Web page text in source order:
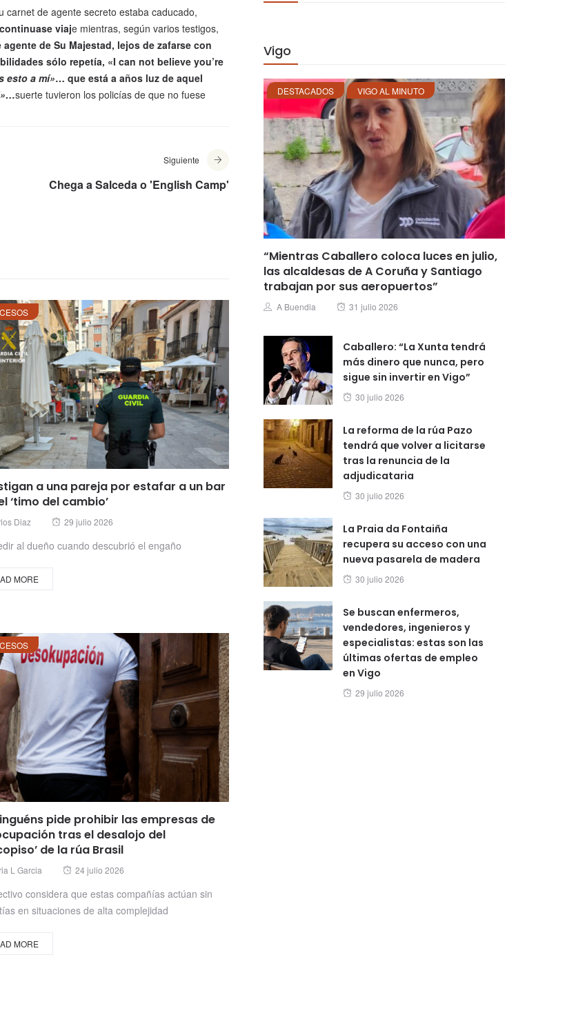
carnet de agente secreto estaba caducado,
viaje mientras, según varios testigos,
de Su Majestad, lejos de zafarse con
sólo repetía, «I can not believe you’re
esto a mí»… que está a años luz de aquel
suerte tuvieron los policías de que no fuese
Siguiente
Chega a Salceda o 'English Camp'
a una pareja por estafar a un bar
‘timo del cambio’
Diaz
Posted
29 julio 2026
al dueño cuando descubrió el engaño
MORE
pide prohibir las empresas de
tras el desalojo del
de la rúa Brasil
L Garcia
Posted
24 julio 2026
considera que estas compañías actúan sin
en situaciones de alta complejidad
MORE
Vigo
DESTACADOS VIGO AL MINUTO
“Mientras Caballero coloca luces en julio,
las alcaldesas de A Coruña y Santiago
trabajan por sus aeropuertos”
Author
A Buendia
Posted
31 julio 2026
Caballero: “La Xunta tendrá
más dinero que nunca, pero
sigue sin invertir en Vigo”
Posted
30 julio 2026
La reforma de la rúa Pazo
tendrá que volver a licitarse
tras la renuncia de la
adjudicataria
Posted
30 julio 2026
La Praia da Fontaiña
recupera su acceso con una
nueva pasarela de madera
Posted
30 julio 2026
Se buscan enfermeros,
vendedores, ingenieros y
especialistas: estas son las
últimas ofertas de empleo
en Vigo
Posted
29 julio 2026